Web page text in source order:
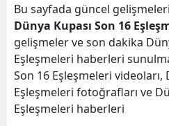
Bu sayfada güncel
Dünya Kupası Son 16
gelişmeler ve son dakika
Eşleşmeleri haberleri
Son 16 Eşleşmeleri videoları,
Eşleşmeleri fotoğrafları ve
Eşleşmeleri haberleri